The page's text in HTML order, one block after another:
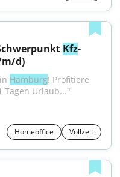
Kfz-
m/d)
Hamburg! Profitiere
Tagen Urlaub..."
Homeoffice Vollzeit